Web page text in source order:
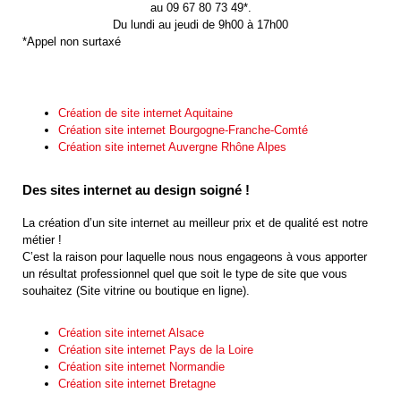
au 09 67 80 73 49*.
Du lundi au jeudi de 9h00 à 17h00
*Appel non surtaxé
Création de site internet Aquitaine
Création site internet Bourgogne-Franche-Comté
Création site internet Auvergne Rhône Alpes
Des sites internet au design soigné !
La création d’un site internet au meilleur prix et de qualité est notre
métier !
C’est la raison pour laquelle nous nous engageons à vous apporter
un résultat professionnel quel que soit le type de site que vous
souhaitez (Site vitrine ou boutique en ligne).
Création site internet Alsace
Création site internet Pays de la Loire
Création site internet Normandie
Création site internet Bretagne